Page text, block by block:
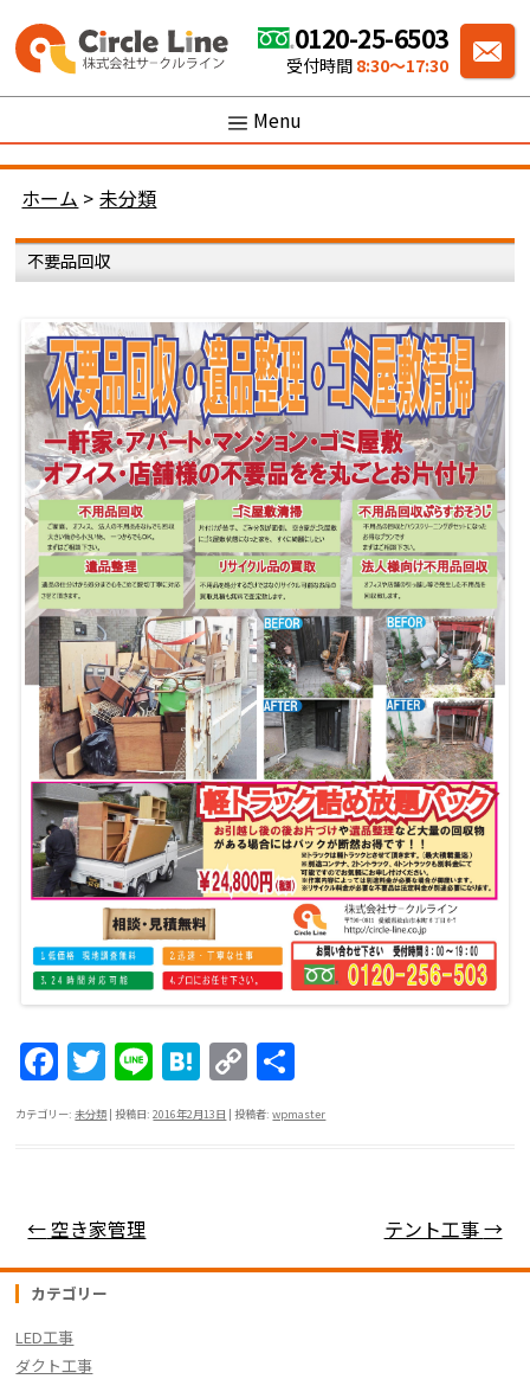
0120-25-6503
受付時間 8:30〜17:30
Menu
ホーム > 未分類
不要品回収
F
a
c
b
o
o
k
T
w
itt
Li
n
e
H
at
e
C
o
p
k
有
カテゴリー:未分類 | 投稿日:2016年2月13日 |投稿者:wpmaster
投稿ナビゲーション
←空き家管理 テント工事→
カテゴリー
LED工事
ダクト工事